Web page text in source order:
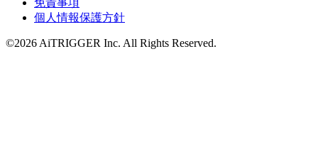
個人情報保護方針
©2026 AiTRIGGER Inc. All Rights Reserved.